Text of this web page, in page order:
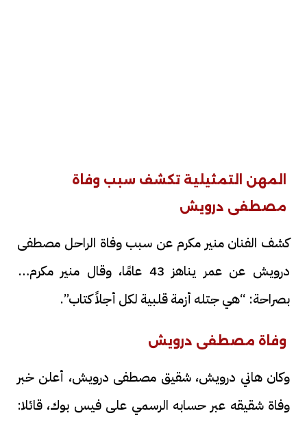
المهن التمثيلية تكشف سبب وفاة
مصطفى درويش
كشف الفنان منير مكرم عن سبب وفاة الراحل مصطفى
درويش عن عمر يناهز 43 عامًا، وقال منير مكرم لـ
بصراحة: “هي جتله أزمة قلبية لكل أجلاً كتاب”.
وفاة مصطفى درويش
وكان هاني درويش، شقيق مصطفى درويش، أعلن خبر
وفاة شقيقه عبر حسابه الرسمي على فيس بوك، قائلا: